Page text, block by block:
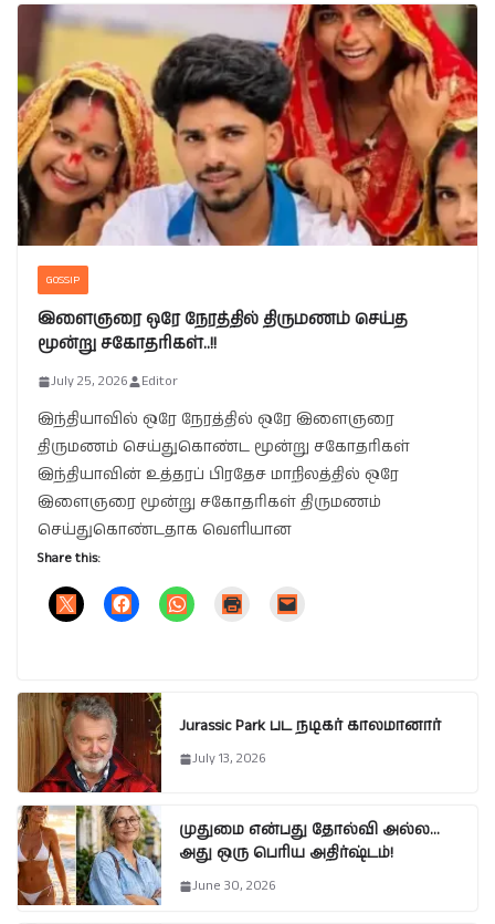
GOSSIP
இளைஞரை ஒரே நேரத்தில் திருமணம் செய்த
மூன்று சகோதரிகள்..!!
July 25, 2026 Editor
இந்தியாவில் ஒரே நேரத்தில் ஒரே இளைஞரை
திருமணம் செய்துகொண்ட மூன்று சகோதரிகள்
இந்தியாவின் உத்தரப் பிரதேச மாநிலத்தில் ஒரே
இளைஞரை மூன்று சகோதரிகள் திருமணம்
செய்துகொண்டதாக வெளியான
Share this:
Jurassic Park பட நடிகர் காலமானார்
July 13, 2026
முதுமை என்பது தோல்வி அல்ல…
அது ஒரு பெரிய அதிர்ஷ்டம்!
June 30, 2026